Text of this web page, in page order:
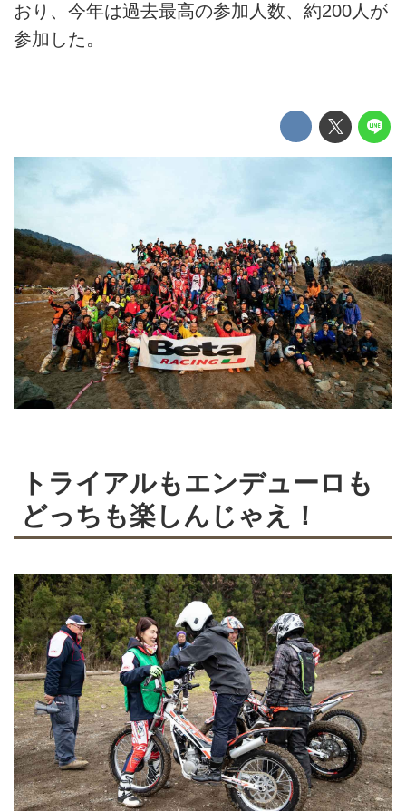
おり、今年は過去最高の参加人数、約200人が
参加した。
トライアルもエンデューロも
どっちも楽しんじゃえ！